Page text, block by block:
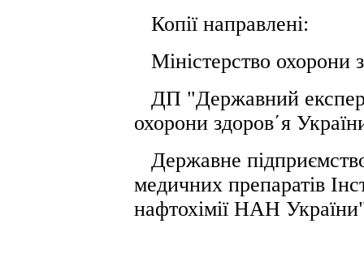
Копії направлені:
Міністерство охорони
ДП "Державний
охорони здоров΄я
Державне
медичних препаратів
нафтохімії НАН